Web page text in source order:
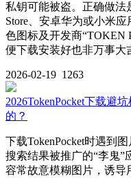
私钥可能被盗。正确做法
Store、安卓华为或小米应
色图标及开发商“TOKEN
便下载安装好也非万事大
2026-02-19 1263
2026TokenPocket下载避
的？
下载TokenPocket时遇到
搜索结果被推广的“李鬼”
容常故意模糊图片，诱导